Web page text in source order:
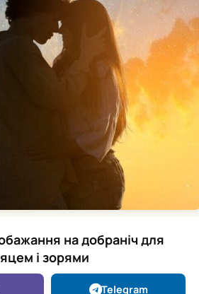
на добраніч для
і зорями
Telegram